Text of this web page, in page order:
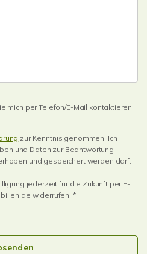
mich per Telefon/E-Mail kontaktieren
zur Kenntnis genommen. Ich
und Daten zur Beantwortung
und gespeichert werden darf.
jederzeit für die Zukunft per E-
widerrufen. *